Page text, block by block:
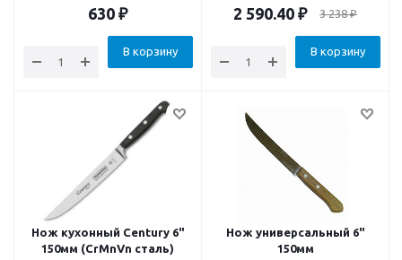
630 ₽
В корзину
2 590.40 ₽ 3 238₽
В корзину
Нож кухонный Century 6"
150мм (CrMnVn сталь)
Нож универсальный 6"
150мм